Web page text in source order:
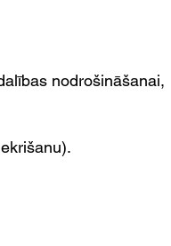
nodrošināšanai,